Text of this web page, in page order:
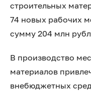
строительных
74 новых рабочих
сумму 204 млн
В производство
материалов
внебюджетных